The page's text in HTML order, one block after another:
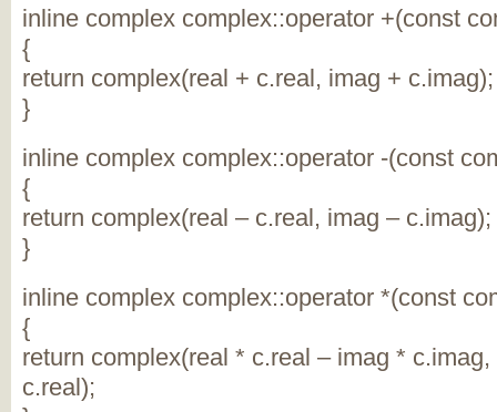
inline complex complex::operator +(const
{
return complex(real + c.real, imag + c.imag);
}
inline complex complex::operator -(const
{
return complex(real – c.real, imag – c.imag);
}
inline complex complex::operator *(const
{
return complex(real * c.real – imag *
c.real);